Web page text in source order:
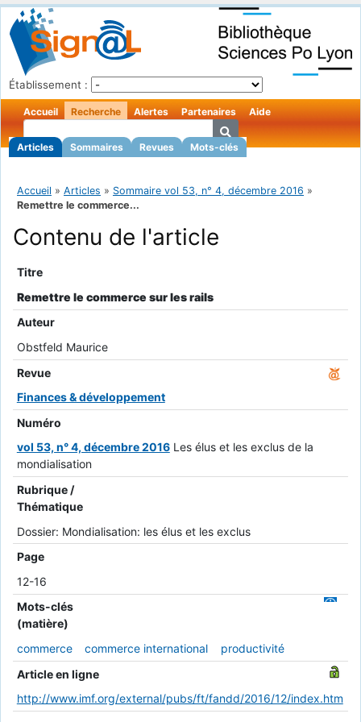
Établissement :
Accueil Recherche
Articles Sommaires Revues Mots-clés
Alertes Partenaires Aide
Accueil » Articles » Sommaire vol 53, n° 4, décembre 2016 »
Remettre le commerce...
Contenu de l'article
Titre
Remettre le commerce sur les rails
Auteur
Obstfeld Maurice
Revue
Finances & développement
Numéro
vol 53, n° 4, décembre 2016 Les élus et les exclus de la
mondialisation
Rubrique /
Thématique
Dossier: Mondialisation: les élus et les exclus
Page
12-16
Mots-clés
(matière)
commerce
commerce international
productivité
Article en ligne
http://www.imf.org/external/pubs/ft/fandd/2016/12/index.htm